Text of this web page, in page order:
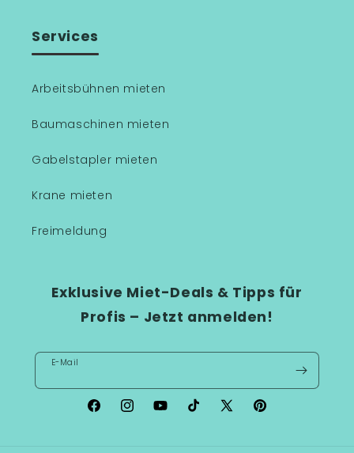
Services
Arbeitsbühnen mieten
Baumaschinen mieten
Gabelstapler mieten
Krane mieten
Freimeldung
Exklusive Miet-Deals & Tipps für
Profis – Jetzt anmelden!
E-Mail
FacebookInstagramYouTubeTikTok X
Pinterest